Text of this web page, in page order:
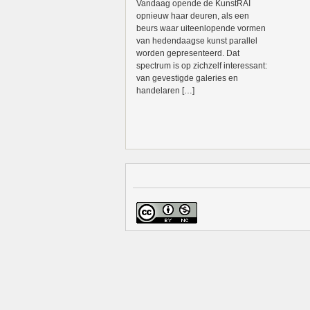
Vandaag opende de KunstRAI
opnieuw haar deuren, als een
beurs waar uiteenlopende vormen
van hedendaagse kunst parallel
worden gepresenteerd. Dat
spectrum is op zichzelf interessant:
van gevestigde galeries en
handelaren […]